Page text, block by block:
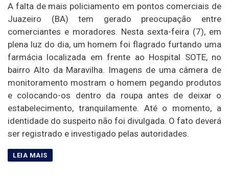
A falta de mais policiamento em pontos comerciais de
Juazeiro (BA) tem gerado preocupação entre
comerciantes e moradores. Nesta sexta-feira (7), em
plena luz do dia, um homem foi flagrado furtando uma
farmácia localizada em frente ao Hospital SOTE, no
bairro Alto da Maravilha. Imagens de uma câmera de
monitoramento mostram o homem pegando produtos
e colocando-os dentro da roupa antes de deixar o
estabelecimento, tranquilamente. Até o momento, a
identidade do suspeito não foi divulgada. O fato deverá
ser registrado e investigado pelas autoridades.